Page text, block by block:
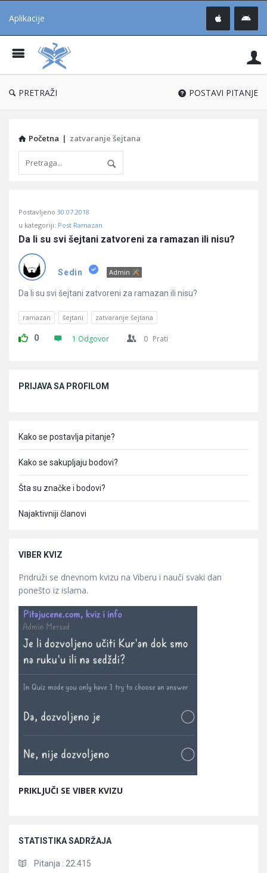
Aplikacije
®
PRETRAŽI POSTAVI PITANJE
Početna | zatvaranje šejtana
Učene
Latest
Pitanja
Postavljeno 30.07.2018
u kategoriji: Post Ramazan
Da li su svi šejtani zatvoreni za ramazan ili nisu?
Sedin Admin
Da li su svi šejtani zatvoreni za ramazan ili nisu?
ramazan šejtani zatvaranje šejtana
0 1 Odgovor 0 Prati
PRIJAVA SA PROFILOM
Kako se postavlja pitanje?
Kako se sakupljaju bodovi?
Šta su značke i bodovi?
Najaktivniji članovi
VIBER KVIZ
Pridruži se dnevnom kvizu na Viberu i nauči svaki dan
ponešto iz islama.
PRIKLJUČI SE VIBER KVIZU
STATISTIKA SADRŽAJA
Pitanja : 22.415